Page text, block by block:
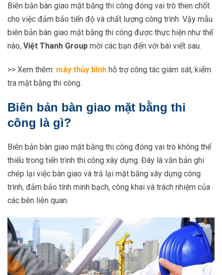
Biên bản bàn giao mặt bằng thi công đóng vai trò then chốt
cho việc đảm bảo tiến độ và chất lượng công trình. Vậy mẫu
biên bản bàn giao mặt bằng thi công được thực hiện như thế
nào, Việt Thanh Group mời các bạn đến với bài viết sau.
>> Xem thêm: máy thủy bình hỗ trợ công tác giám sát, kiểm
tra mặt bằng thi công.
Biên bản bàn giao mặt bằng thi
công là gì?
Biên bản bàn giao mặt bằng thi công đóng vai trò không thể
thiếu trong tiến trình thi công xây dựng. Đây là văn bản ghi
chép lại việc bàn giao và trả lại mặt bằng xây dựng công
trình, đảm bảo tính minh bạch, công khai và trách nhiệm của
các bên liên quan.